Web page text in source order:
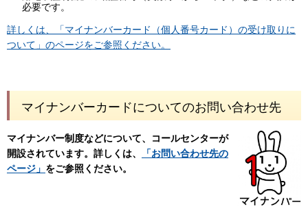
必要です。
詳しくは、「マイナンバーカード（個人番号カード）の受け取りに
ついて」のページをご参照ください。
マイナンバーカードについてのお問い合わせ先
マイナンバー制度などについて、コールセンターが
開設されています。詳しくは、
「お問い合わせ先の
ページ」 をご参照ください。